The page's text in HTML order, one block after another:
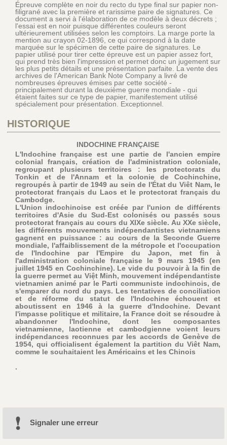
Épreuve complète en noir du recto du type final sur papier non-
filigrané avec la première et rarissime paire de signatures. Ce
document a servi à l'élaboration de ce modèle à deux décrets ;
l'essai est en noir puisque différentes couleurs seront
ultérieurement utilisées selon les comptoirs. La marge porte la
mention au crayon 02-1896, ce qui correspond à la date
marquée sur le spécimen de cette paire de signatures. Le
papier utilisé pour tirer cette épreuve est un papier assez fort,
qui prend très bien l'impression et permet donc un jugement sur
les plus petits détails et une présentation parfaite. La vente des
archives de l'American Bank Note Company a livré de
nombreuses épreuves émises par cette société -
principalement durant la deuxième guerre mondiale - qui
étaient faites sur ce type de papier, manifestement utilisé
spécialement pour présentation. Exceptionnel.
HISTORIQUE
INDOCHINE FRANÇAISE
L'Indochine française est une partie de l'ancien empire
colonial français, création de l'administration coloniale,
regroupant plusieurs territoires : les protectorats du
Tonkin et de l'Annam et la colonie de Cochinchine,
regroupés à partir de 1949 au sein de l'État du Viêt Nam, le
protectorat français du Laos et le protectorat français du
Cambodge.
L'Union indochinoise est créée par l'union de différents
territoires d'Asie du Sud-Est colonisés ou passés sous
protectorat français au cours du XIXe siècle. Au XXe siècle,
les différents mouvements indépendantistes vietnamiens
gagnent en puissance : au cours de la Seconde Guerre
mondiale, l'affaiblissement de la métropole et l'occupation
de l'Indochine par l'Empire du Japon, met fin à
l'administration coloniale française le 9 mars 1945 (en
juillet 1945 en Cochinchine). Le vide du pouvoir à la fin de
la guerre permet au Việt Minh, mouvement indépendantiste
vietnamien animé par le Parti communiste indochinois, de
s'emparer du nord du pays. Les tentatives de conciliation
et de réforme du statut de l'Indochine échouent et
aboutissent en 1946 à la guerre d'Indochine. Devant
l'impasse politique et militaire, la France doit se résoudre à
abandonner l'Indochine, dont les composantes
vietnamienne, laotienne et cambodgienne voient leurs
indépendances reconnues par les accords de Genève de
1954, qui officialisent également la partition du Viêt Nam,
comme le souhaitaient les Américains et les Chinois
.
Signaler une erreur